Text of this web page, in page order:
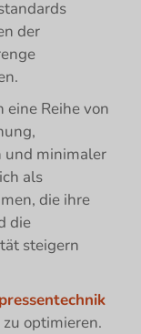
der
eine Reihe von
und minimaler
als
die ihre
die
steigern
optimieren.